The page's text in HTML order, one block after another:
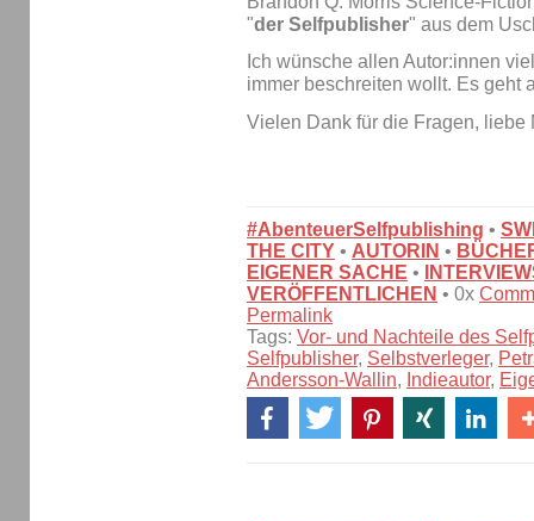
"der Selfpublisher" aus dem
Ich wünsche allen Autor:innen
immer beschreiten wollt. Es geht
Vielen Dank für die Fragen, liebe
#AbenteuerSelfpublishing •
THE CITY • AUTORIN •
EIGENER SACHE •
VERÖFFENTLICHEN • 0x
Permalink
Tags: Vor- und Nachteile des
Selfpublisher, Selbstverleger,
Andersson-Wallin, Indieautor,